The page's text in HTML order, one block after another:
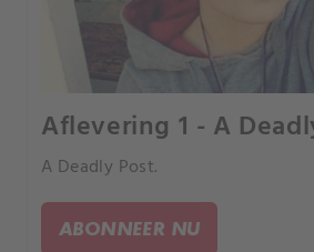
Aflevering 1 - A
A Deadly Post.
ABONNEER NU